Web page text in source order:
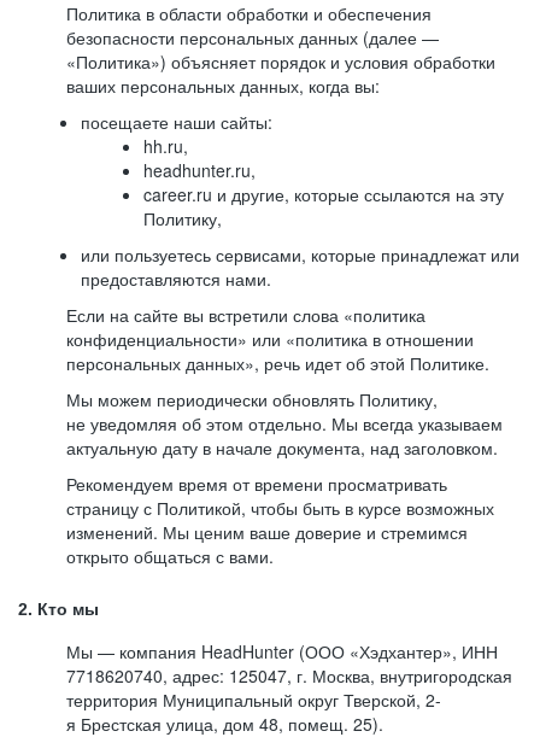
Политика в области обработки и обеспечения
безопасности персональных данных (далее —
«Политика») объясняет порядок и условия обработки
ваших персональных данных, когда вы:
посещаете наши сайты:
hh.ru,
headhunter.ru,
career.ru и другие, которые ссылаются на эту
Политику,
или пользуетесь сервисами, которые принадлежат или
предоставляются нами.
Если на сайте вы встретили слова «политика
конфиденциальности» или «политика в отношении
персональных данных», речь идет об этой Политике.
Мы можем периодически обновлять Политику,
не уведомляя об этом отдельно. Мы всегда указываем
актуальную дату в начале документа, над заголовком.
Рекомендуем время от времени просматривать
страницу с Политикой, чтобы быть в курсе возможных
изменений. Мы ценим ваше доверие и стремимся
открыто общаться с вами.
2. Кто мы
Мы — компания HeadHunter (ООО «Хэдхантер», ИНН
7718620740, адрес: 125047, г. Москва, внутригородская
территория Муниципальный округ Тверской, 2-
я Брестская улица, дом 48, помещ. 25).